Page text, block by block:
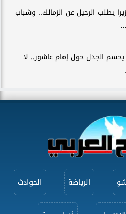
يطلب الرحيل عن الزمالك.. وشباب
الجدل حول إمام عاشور.. لا
الرياضة الحوادث